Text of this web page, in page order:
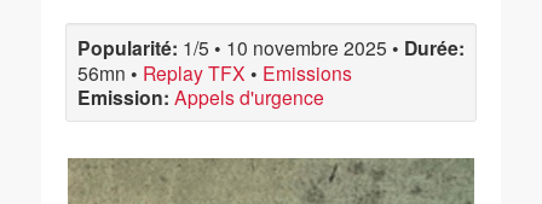
Popularité: 1/5 • 10 novembre 2025 • Durée:
56mn • Replay TFX • Emissions
Emission: Appels d'urgence